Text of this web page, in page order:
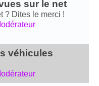
sur le net
? Dites le merci !
véhicules